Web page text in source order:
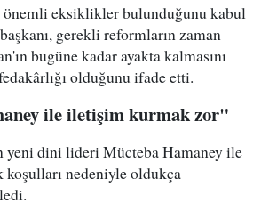
önemli eksiklikler bulunduğunu kabul
gerekli reformların zaman
bugüne kadar ayakta kalmasını
olduğunu ifade etti.
ile iletişim kurmak zor"
yeni dini lideri Mücteba Hamaney ile
nedeniyle oldukça